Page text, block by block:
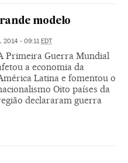
modelo
2014 - 09:11 EDT
Primeira Guerra Mundial
a economia da
Latina e fomentou o
Oito países da
declararam guerra